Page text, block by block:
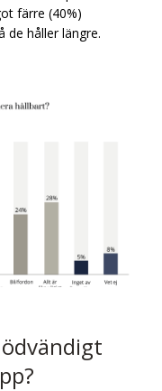
färre (40%)
de håller längre.